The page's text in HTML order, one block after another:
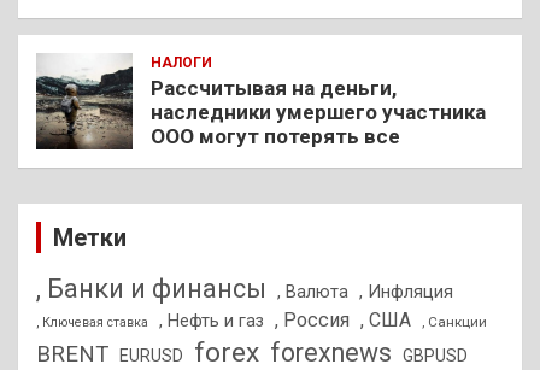
НАЛОГИ
Рассчитывая на деньги,
наследники умершего участника
ООО могут потерять все
Метки
, Банки и финансы , Валюта , Инфляция
, Ключевая ставка , Нефть и газ , Россия , США , Санкции
BRENT EURUSD forex forexnews GBPUSD